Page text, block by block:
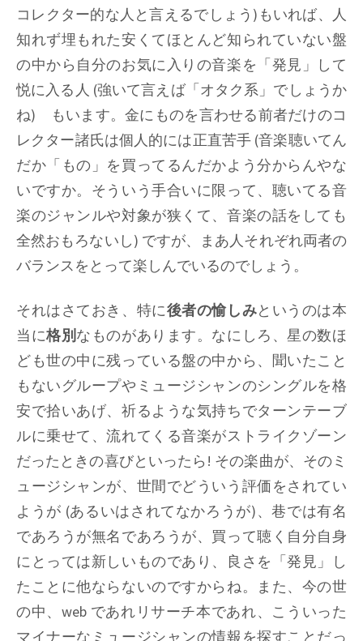
コレクター的な人と言えるでしょう)もいれば、人
知れず埋もれた安くてほとんど知られていない盤
の中から自分のお気に入りの音楽を「発見」して
悦に入る人 (強いて言えば「オタク系」でしょうか
ね) もいます。金にものを言わせる前者だけのコ
レクター諸氏は個人的には正直苦手 (音楽聴いてん
だか「もの」を買ってるんだかよう分からんやな
いですか。そういう手合いに限って、聴いてる音
楽のジャンルや対象が狭くて、音楽の話をしても
全然おもろないし) ですが、まあ人それぞれ両者の
バランスをとって楽しんでいるのでしょう。
それはさておき、特に後者の愉しみというのは本
当に格別 なものがあります。なにしろ、星の数ほ
ども世の中に残っている盤の中から、聞いたこと
もないグループやミュージシャンのシングルを格
安で拾いあげ、祈るような気持ちでターンテーブ
ルに乗せて、流れてくる音楽がストライクゾーン
だったときの喜びといったら! その楽曲が、そのミ
ュージシャンが、世間でどういう評価をされてい
ようが (あるいはされてなかろうが)、巷では有名
であろうが無名であろうが、買って聴く自分自身
にとっては新しいものであり、良さを「発見」し
たことに他ならないのですからね。また、今の世
の中、web であれリサーチ本であれ、こういった
マイナーなミュージシャンの情報を探すことだっ